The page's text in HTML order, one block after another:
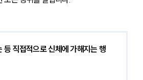
직접적으로 신체에 가해지는 행